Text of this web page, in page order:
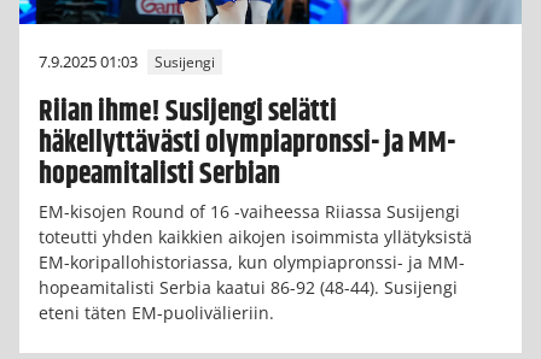
7.9.2025 01:03 Susijengi
Riian ihme! Susijengi selätti
häkellyttävästi olympiapronssi- ja MM-
hopeamitalisti Serbian
EM-kisojen Round of 16 -vaiheessa Riiassa Susijengi
toteutti yhden kaikkien aikojen isoimmista yllätyksistä
EM-koripallohistoriassa, kun olympiapronssi- ja MM-
hopeamitalisti Serbia kaatui 86-92 (48-44). Susijengi
eteni täten EM-puolivälieriin.